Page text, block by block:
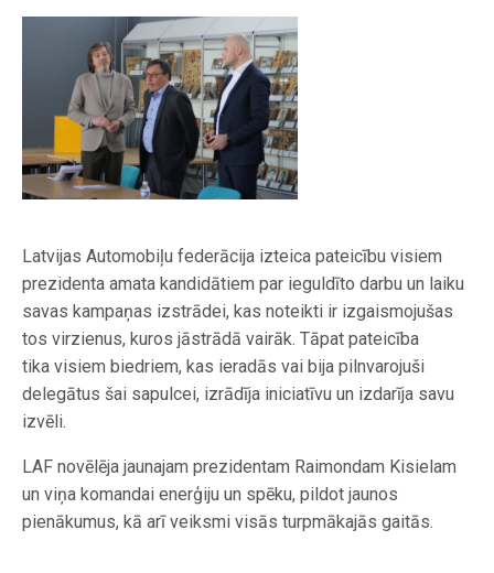
Latvijas Automobiļu federācija izteica pateicību visiem
prezidenta amata kandidātiem par ieguldīto darbu un laiku
savas kampaņas izstrādei, kas noteikti ir izgaismojušas
tos virzienus, kuros jāstrādā vairāk. Tāpat pateicība
tika visiem biedriem, kas ieradās vai bija pilnvarojuši
delegātus šai sapulcei, izrādīja iniciatīvu un izdarīja savu
izvēli.
LAF novēlēja jaunajam prezidentam Raimondam Kisielam
un viņa komandai enerģiju un spēku, pildot jaunos
pienākumus, kā arī veiksmi visās turpmākajās gaitās.